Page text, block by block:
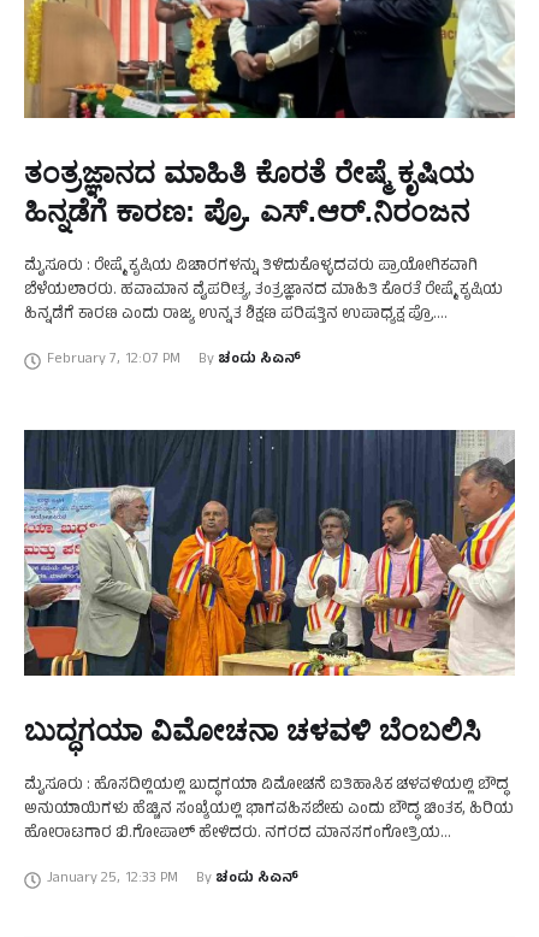
ತಂತ್ರಜ್ಞಾನದ ಮಾಹಿತಿ ಕೊರತೆ ರೇಷ್ಮೆ ಕೃಷಿಯ
ಹಿನ್ನಡೆಗೆ ಕಾರಣ: ಪ್ರೊ. ಎಸ್.ಆರ್.ನಿರಂಜನ
ಮೈಸೂರು : ರೇಷ್ಮೆ ಕೃಷಿಯ ವಿಚಾರಗಳನ್ನು ತಿಳಿದುಕೊಳ್ಳದವರು ಪ್ರಾಯೋಗಿಕವಾಗಿ
ಬೆಳೆಯಲಾರರು. ಹವಾಮಾನ ವೈಪರೀತ್ಯ, ತಂತ್ರಜ್ಞಾನದ ಮಾಹಿತಿ ಕೊರತೆ ರೇಷ್ಮೆ ಕೃಷಿಯ
ಹಿನ್ನಡೆಗೆ ಕಾರಣ ಎಂದು ರಾಜ್ಯ ಉನ್ನತ ಶಿಕ್ಷಣ ಪರಿಷತ್ತಿನ ಉಪಾಧ್ಯಕ್ಷ ಪ್ರೊ.
February 7, 12:07 PM By ಚಂದು ಸಿಎನ್
ಬುದ್ಧಗಯಾ ವಿಮೋಚನಾ ಚಳವಳಿ ಬೆಂಬಲಿಸಿ
ಮೈಸೂರು : ಹೊಸದಿಲ್ಲಿಯಲ್ಲಿ ಬುದ್ಧಗಯಾ ವಿಮೋಚನೆ ಐತಿಹಾಸಿಕ ಚಳವಳಿಯಲ್ಲಿ ಬೌದ್ಧ
ಅನುಯಾಯಿಗಳು ಹೆಚ್ಚಿನ ಸಂಖ್ಯೆಯಲ್ಲಿ ಭಾಗವಹಿಸಬೇಕು ಎಂದು ಬೌದ್ಧ ಚಿಂತಕ, ಹಿರಿಯ
ಹೋರಾಟಗಾರ ಬಿ.ಗೋಪಾಲ್ ಹೇಳಿದರು. ನಗರದ ಮಾನಸಗಂಗೋತ್ರಿಯ
ನಡೆದ …
January 25, 12:33 PM By ಚಂದು ಸಿಎನ್